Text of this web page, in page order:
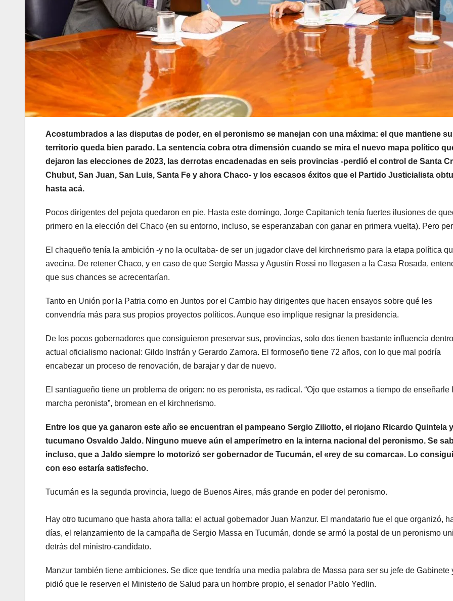
Acostumbrados a las disputas de poder, en el peronismo se manejan con una máxima: el que mantiene su
territorio queda bien parado. La sentencia cobra otra dimensión cuando se mira el nuevo mapa político
dejaron las elecciones de 2023, las derrotas encadenadas en seis provincias -perdió el control de Santa
Chubut, San Juan, San Luis, Santa Fe y ahora Chaco- y los escasos éxitos que el Partido Justicialista
hasta acá.
Pocos dirigentes del pejota quedaron en pie. Hasta este domingo, Jorge Capitanich tenía fuertes ilusiones de
primero en la elección del Chaco (en su entorno, incluso, se esperanzaban con ganar en primera vuelta). Pero
El chaqueño tenía la ambición -y no la ocultaba- de ser un jugador clave del kirchnerismo para la etapa política
avecina. De retener Chaco, y en caso de que Sergio Massa y Agustín Rossi no llegasen a la Casa Rosada,
que sus chances se acrecentarían.
Tanto en Unión por la Patria como en Juntos por el Cambio hay dirigentes que hacen ensayos sobre qué les
convendría más para sus propios proyectos políticos. Aunque eso implique resignar la presidencia.
De los pocos gobernadores que consiguieron preservar sus, provincias, solo dos tienen bastante influencia
actual oficialismo nacional: Gildo Insfrán y Gerardo Zamora. El formoseño tiene 72 años, con lo que mal podría
encabezar un proceso de renovación, de barajar y dar de nuevo.
El santiagueño tiene un problema de origen: no es peronista, es radical. “Ojo que estamos a tiempo de enseñarle
marcha peronista”, bromean en el kirchnerismo.
Entre los que ya ganaron este año se encuentran el pampeano Sergio Ziliotto, el riojano Ricardo Quintela y
tucumano Osvaldo Jaldo. Ninguno mueve aún el amperímetro en la interna nacional del peronismo. Se
incluso, que a Jaldo siempre lo motorizó ser gobernador de Tucumán, el «rey de su comarca». Lo
con eso estaría satisfecho.
Tucumán es la segunda provincia, luego de Buenos Aires, más grande en poder del peronismo.
Hay otro tucumano que hasta ahora talla: el actual gobernador Juan Manzur. El mandatario fue el que organizó,
días, el relanzamiento de la campaña de Sergio Massa en Tucumán, donde se armó la postal de un peronismo
detrás del ministro-candidato.
Manzur también tiene ambiciones. Se dice que tendría una media palabra de Massa para ser su jefe de Gabinete
pidió que le reserven el Ministerio de Salud para un hombre propio, el senador Pablo Yedlin.
MENDOZA
Nación se
sumó al
pedido de
Mendoza para
bloquear los
celulares en
las cárceles de
la provincia
7 AGOSTO, 2026
MENDOZA
volvió
un
ARGENTINA
La empresa
le dará al
San Juan U$D
250 millones
aporte
extraordinario
y no
7 AGOSTO, 2026
ARGENTINA
y
el